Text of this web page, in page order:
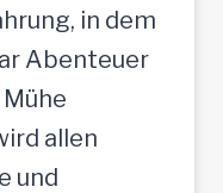
in dem
Abenteuer
allen
und